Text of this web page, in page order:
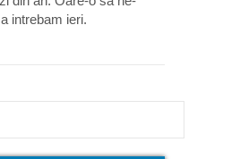
intrebam ieri.